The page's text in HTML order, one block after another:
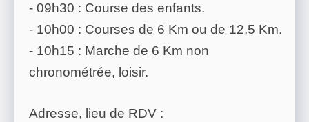
- 09h30 : Course des enfants.
- 10h00 : Courses de 6 Km ou de 12,5 Km.
- 10h15 : Marche de 6 Km non
chronométrée, loisir.
Adresse, lieu de RDV :